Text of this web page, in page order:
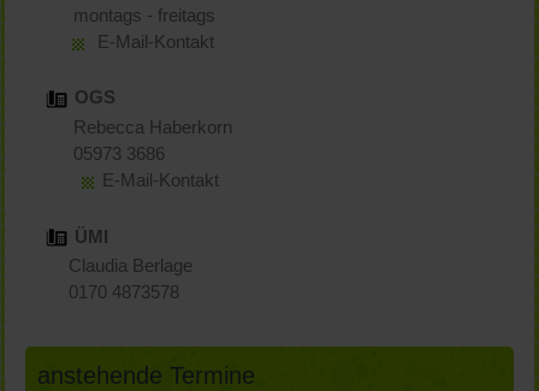
montags - freitags
E-Mail-Kontakt
OGS
Rebecca Haberkorn
05973 3686
E-Mail-Kontakt
ÜMI
Claudia Berlage
0170 4873578
anstehende Termine